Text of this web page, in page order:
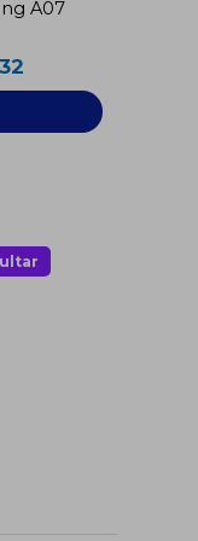
A07